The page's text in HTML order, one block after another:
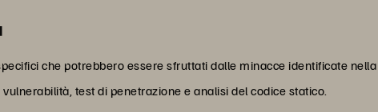
che potrebbero essere sfruttati dalle minacce identificate
test di penetrazione e analisi del codice statico.